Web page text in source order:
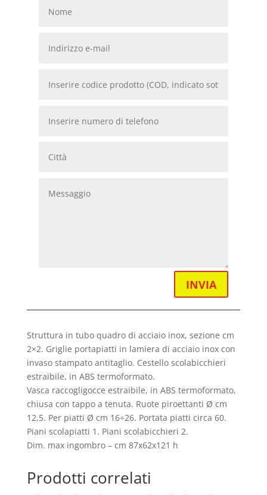
INVIA
Struttura in tubo quadro di acciaio inox, sezione cm
2×2. Griglie portapiatti in lamiera di acciaio inox con
invaso stampato antitaglio. Cestello scolabicchieri
estraibile, in ABS termoformato.
Vasca raccogligocce estraibile, in ABS termoformato,
chiusa con tappo a tenuta. Ruote piroettanti Ø cm
12,5. Per piatti Ø cm 16÷26. Portata piatti circa 60.
Piani scolapiatti 1. Piani scolabicchieri 2.
Dim. max ingombro – cm 87x62x121 h
Prodotti correlati